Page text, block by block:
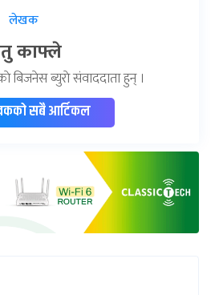
लेखक
काफ्ले
ब्युराे संवाददाता हुन् ।
सबै आर्टिकल